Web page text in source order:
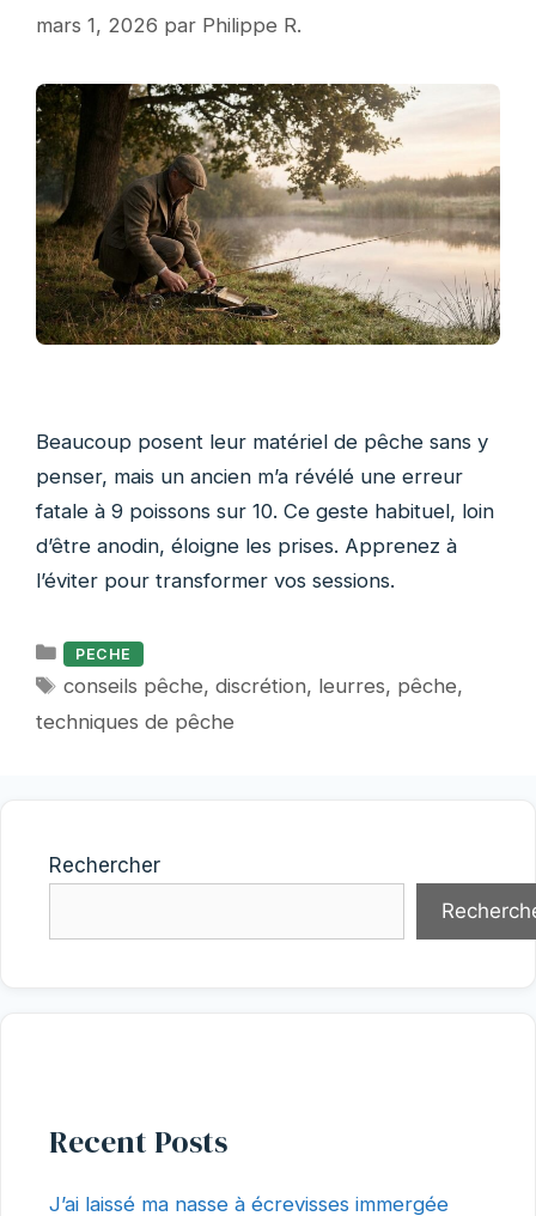
mars 1, 2026 par Philippe R.
Beaucoup posent leur matériel de pêche sans y
penser, mais un ancien m’a révélé une erreur
fatale à 9 poissons sur 10. Ce geste habituel, loin
d’être anodin, éloigne les prises. Apprenez à
l’éviter pour transformer vos sessions.
Catégories
PECHE
Étiquettes
conseils pêche,discrétion, leurres, pêche,
techniques de pêche
Rechercher
Recent Posts
J’ai laissé ma nasse à écrevisses immergée